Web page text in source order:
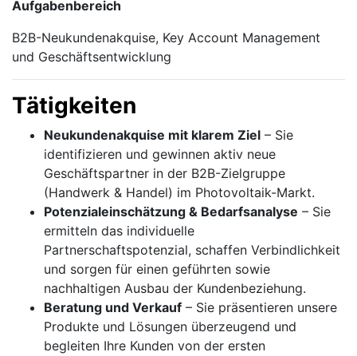
Aufgabenbereich
B2B-Neukundenakquise, Key Account Management
und Geschäftsentwicklung
Tätigkeiten
Neukundenakquise mit klarem Ziel – Sie
identifizieren und gewinnen aktiv neue
Geschäftspartner in der B2B-Zielgruppe
(Handwerk & Handel) im Photovoltaik-Markt.
Potenzialeinschätzung & Bedarfsanalyse – Sie
ermitteln das individuelle
Partnerschaftspotenzial, schaffen Verbindlichkeit
und sorgen für einen geführten sowie
nachhaltigen Ausbau der Kundenbeziehung.
Beratung und Verkauf – Sie präsentieren unsere
Produkte und Lösungen überzeugend und
begleiten Ihre Kunden von der ersten